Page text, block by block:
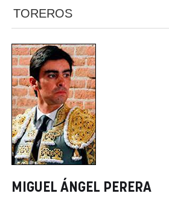
TOREROS
MIGUEL ÁNGEL PERERA